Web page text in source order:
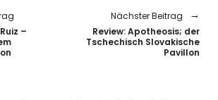
–
Nächster Beitrag
Review: Apotheosis; der
Tschechisch Slovakische
Pavillon